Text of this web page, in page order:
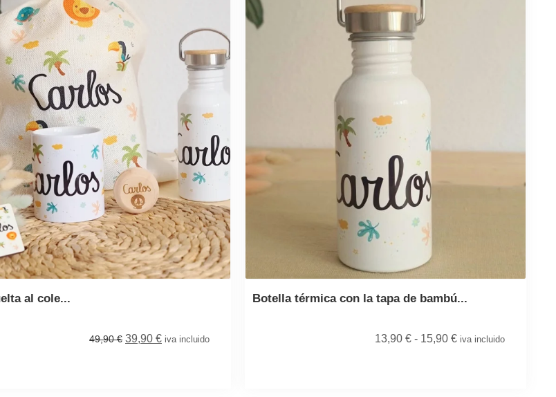
al cole...
49,90€ 39,90 € iva incluido
Botella térmica con la tapa de bambú...
13,90 € - 15,90 € iva incluido